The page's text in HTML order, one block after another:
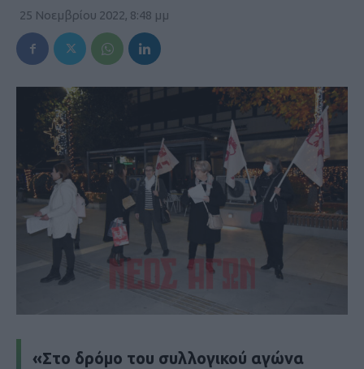
25 Νοεμβρίου 2022, 8:48 μμ
«Στο δρόμο του συλλογικού αγώνα